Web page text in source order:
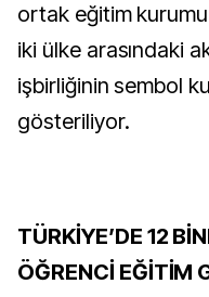
ortak eğitim
iki ülke arasındaki
işbirliğinin sembol
gösteriliyor.
TÜRKİYE’DE 12
ÖĞRENCİ EĞİTİM